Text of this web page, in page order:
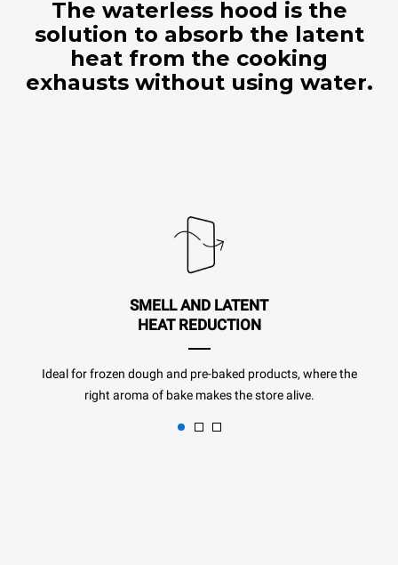
The waterless hood is the
solution to absorb the latent
heat from the cooking
exhausts without using water.
SMELL AND LATENT
HEAT REDUCTION
Ideal for frozen dough and pre-baked products, where the
right aroma of bake makes the store alive.